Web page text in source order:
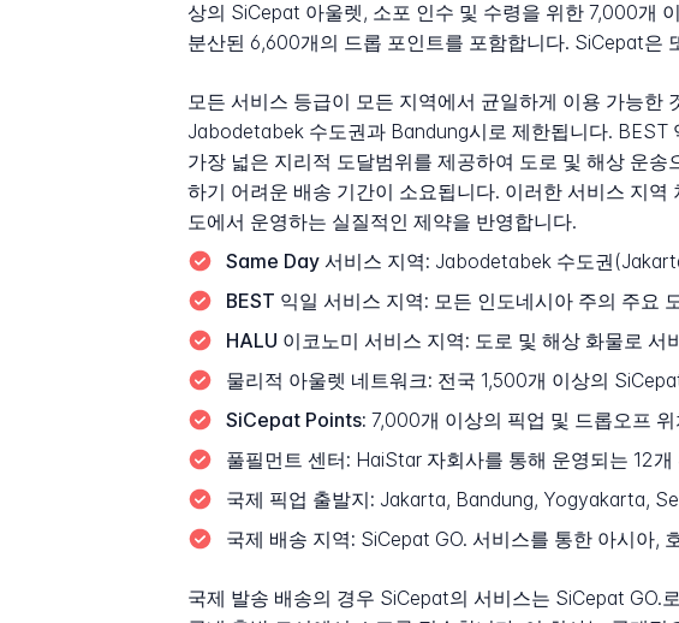
상의 SiCepat 아울렛, 소포 인수 및 수령을 위한 7,000개
분산된 6,600개의 드롭 포인트를 포함합니다. SiCepat은
모든 서비스 등급이 모든 지역에서 균일하게 이용 가능
Jabodetabek 수도권과 Bandung시로 제한됩니다. BEST
가장 넓은 지리적 도달범위를 제공하여 도로 및 해상 운
하기 어려운 배송 기간이 소요됩니다. 이러한 서비스 지
도에서 운영하는 실질적인 제약을 반영합니다.
Same Day 서비스 지역: Jabodetabek 수도권
BEST 익일 서비스 지역: 모든 인도네시아 주의 주요
HALU 이코노미 서비스 지역: 도로 및 해상 화물로 서
물리적 아울렛 네트워크: 전국 1,500개 이상의
SiCepat Points: 7,000개 이상의 픽업 및 드롭오프 위
풀필먼트 센터: HaiStar 자회사를 통해 운영되는 12개
국제 픽업 출발지: Jakarta, Bandung, Yogyakarta,
국제 배송 지역: SiCepat GO. 서비스를 통한 아시아,
국제 발송 배송의 경우 SiCepat의 서비스는 SiCepat GO.